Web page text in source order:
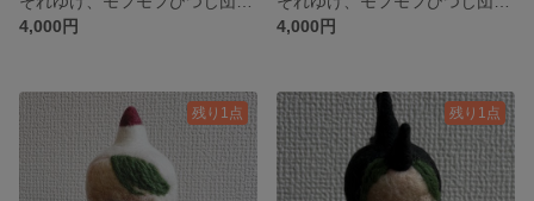
4,000円
4,000円
残り1点 残り1点